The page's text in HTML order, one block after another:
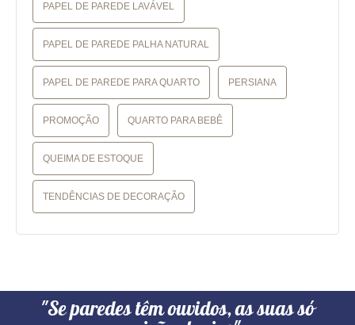
PAPEL DE PAREDE LAVÁVEL
PAPEL DE PAREDE PALHA NATURAL
PAPEL DE PAREDE PARA QUARTO PERSIANA
PROMOÇÃO QUARTO PARA BEBÊ
QUEIMA DE ESTOQUE
TENDÊNCIAS DE DECORAÇÃO
"Se paredes têm ouvidos, as suas só